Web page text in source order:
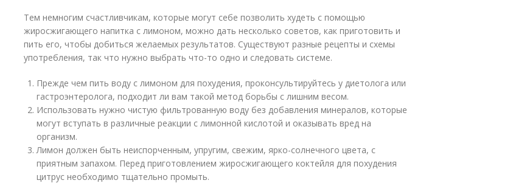
Тем немногим счастливчикам, которые могут себе позволить худеть с помощью
жиросжигающего напитка с лимоном, можно дать несколько советов, как приготовить и
пить его, чтобы добиться желаемых результатов. Существуют разные рецепты и схемы
употребления, так что нужно выбрать что-то одно и следовать системе.
Прежде чем пить воду с лимоном для похудения, проконсультируйтесь у диетолога или
гастроэнтеролога, подходит ли вам такой метод борьбы с лишним весом.
Использовать нужно чистую фильтрованную воду без добавления минералов, которые
могут вступать в различные реакции с лимонной кислотой и оказывать вред на
организм.
Лимон должен быть неиспорченным, упругим, свежим, ярко-солнечного цвета, с
приятным запахом. Перед приготовлением жиросжигающего коктейля для похудения
цитрус необходимо тщательно промыть.